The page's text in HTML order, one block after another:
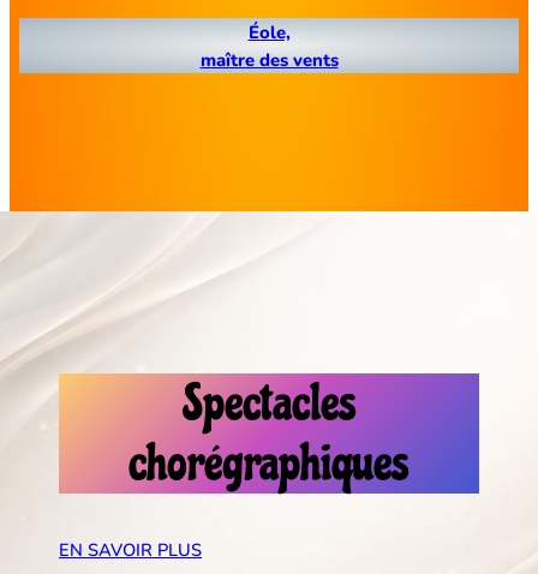
Éole,
maître des vents
Spectacles
chorégraphiques
EN SAVOIR PLUS